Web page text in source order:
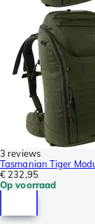
3 reviews
Tasmanian Tiger
€ 232,95
Op voorraad